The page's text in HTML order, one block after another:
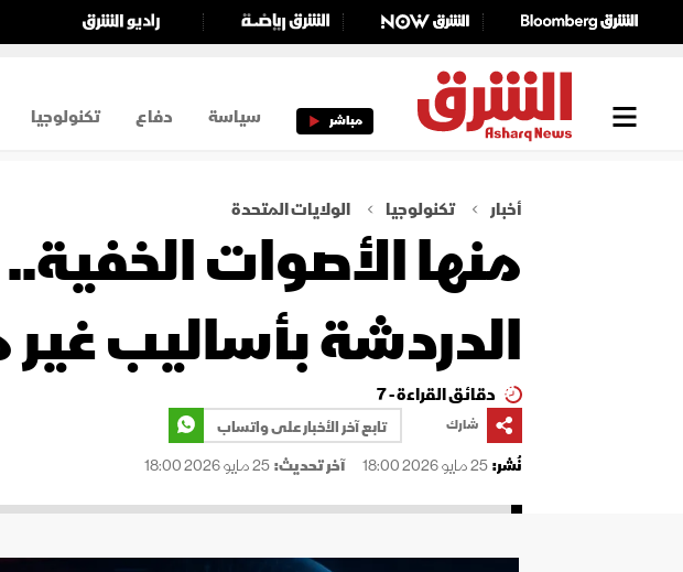
مباشر سياسة دفاع تكنولوجيا
أخبار تكنولوجيا الولايات المتحدة
منها الأصوات
الدردشة بأساليب
دقائق القراءة - 7
شارك
تابع آخر الأخبار على واتساب
نُشر:25 مايو 2026 18:00 آخر تحديث:25 مايو 2026 18:00